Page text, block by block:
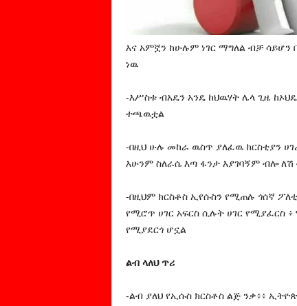
እና አምኟን ከሁሉም ነገር ማግለል ብቻ
ነዉ
-እሥስቱ ብአዴን አንዴ ከህዉሃት ሌላ ጊዜ
ተጫዉቷል
-በዚህ ሁሉ መከራ ዉስጥ ያለፈዉ ክርስቲያን
እሁንም ስለራሴ እጣ ፋንታ እያገባኝም ብሎ ለሽ
-በዚህም ክርስቶስ ኢየሱስን የሚጠሉ ጎሰኛ
የሚሮጥ ሀገር አፍርስ ሲሉት ሀገር የሚያፈርስ
የሚያደርጎ ሆኗል
ልብ ላለህ ጥሪ
-ልብ ያለህ የኢሱስ ክርስቶስ ልጅ ንቃ፥፥